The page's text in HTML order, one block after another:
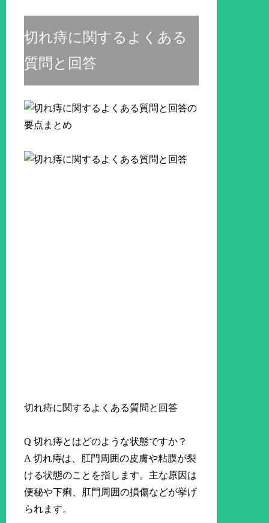
切れ痔に関するよくある
質問と回答
切れ痔に関するよくある質問と回答
Q 切れ痔とはどのような状態ですか？
A 切れ痔は、肛門周囲の皮膚や粘膜が裂
ける状態のことを指します。主な原因は
便秘や下痢、肛門周囲の損傷などが挙げ
られます。